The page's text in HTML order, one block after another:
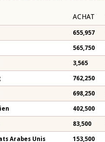
ACHAT
655,957
565,750
3,565
762,250
698,250
402,500
83,500
Arabes Unis 153,500